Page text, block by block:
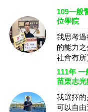
109一般
位學院
我思考
的能力
社會有所
111年
苗栗志
我選擇
可以自